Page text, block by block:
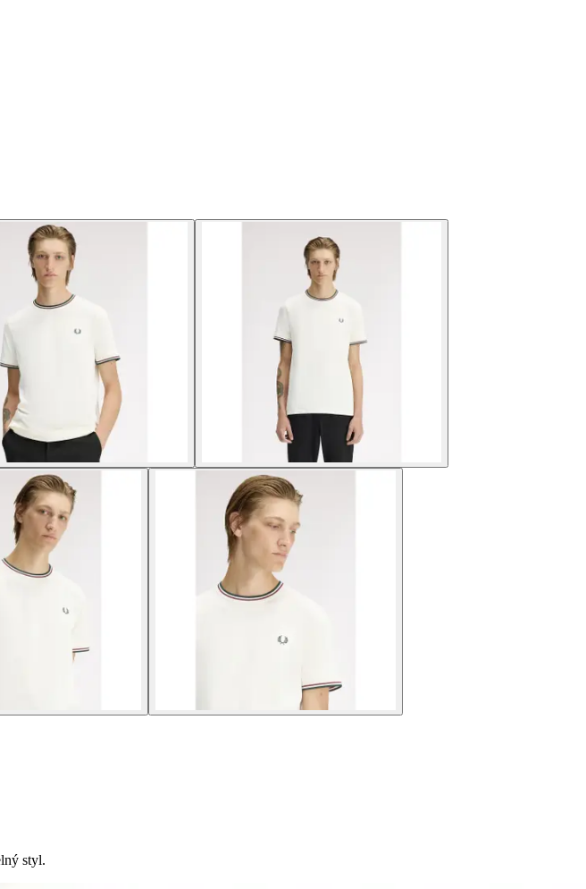
styl.